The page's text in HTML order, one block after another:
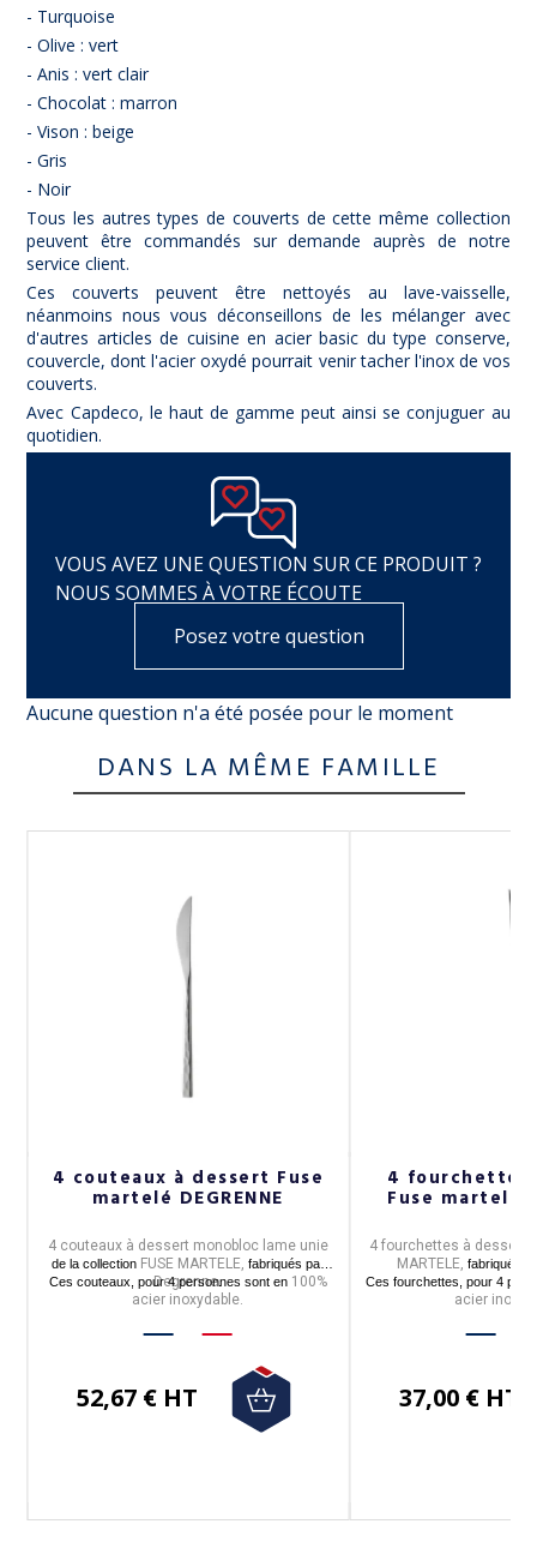
- Turquoise
- Olive : vert
- Anis : vert clair
- Chocolat : marron
- Vison : beige
- Gris
- Noir
Tous les autres types de couverts de cette même collection
peuvent être commandés sur demande auprès de notre
service client.
Ces couverts peuvent être nettoyés au lave-vaisselle,
néanmoins nous vous déconseillons de les mélanger avec
d'autres articles de cuisine en acier basic du type conserve,
couvercle, dont l'acier oxydé pourrait venir tacher l'inox de vos
couverts.
Avec Capdeco, le haut de gamme peut ainsi se conjuguer au
quotidien.
VOUS AVEZ UNE QUESTION SUR CE PRODUIT ?
NOUS SOMMES À VOTRE ÉCOUTE
Posez votre question
Aucune question n'a été posée pour le moment
DANS LA MÊME FAMILLE
4 couteaux à dessert Fuse
martelé DEGRENNE
4 couteaux à dessert monobloc lame unie
de la collection FUSE MARTELE, fabriqués par
Degrenne.
Ces couteaux, pour 4 personnes sont en 100%
acier inoxydable.
52,67 € HT
4 fourchettes
Fuse martelé
4 fourchettes à dessert
MARTELE,fabriquées
Ces fourchettes, pour 4
acier
37,00 € HT